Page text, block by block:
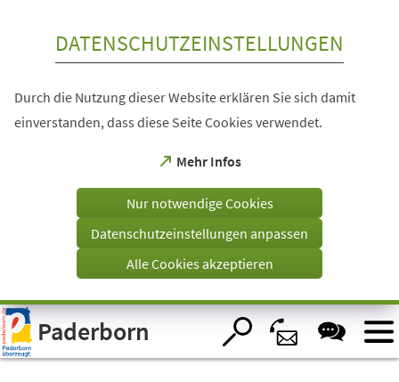
Visuelle
Assistenzsoftware
öffnen.
DATENSCHUTZEINSTELLUNGEN
Durch die Nutzung dieser Website erklären Sie sich damit
einverstanden, dass diese Seite Cookies verwendet.
Mehr Infos
(Öffnet
einem
Tab)
Nur notwendige Cookies
Datenschutzeinstellungen anpassen
Alle Cookies akzeptieren
Paderborn